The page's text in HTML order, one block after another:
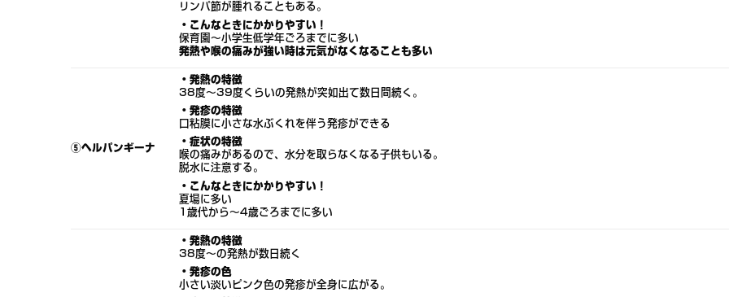
リンパ節が腫れることもある。
・こんなときにかかりやすい！
保育園～小学生低学年ごろまでに多い
発熱や喉の痛みが強い時は元気がなくなることも多い
⑤ヘルパンギーナ
・発熱の特徴
38度〜39度くらいの発熱が突如出て数日間続く。
・発疹の特徴
口粘膜に小さな水ぶくれを伴う発疹ができる
・症状の特徴
喉の痛みがあるので、水分を取らなくなる子供もいる。
脱水に注意する。
・こんなときにかかりやすい！
夏場に多い
1歳代から〜4歳ごろまでに多い
・発熱の特徴
38度〜の発熱が数日続く
・発疹の色
小さい淡いピンク色の発疹が全身に広がる。